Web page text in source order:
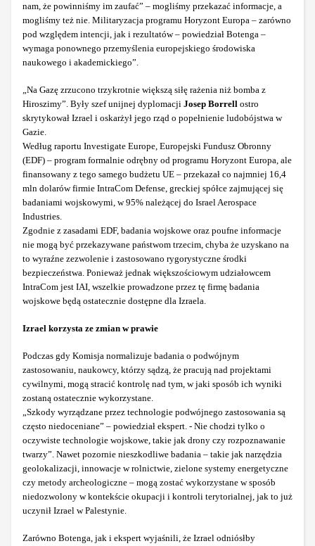
nam, że powinniśmy im zaufać” – mogliśmy przekazać informacje, a
mogliśmy też nie. Militaryzacja programu Horyzont Europa – zarówno
pod względem intencji, jak i rezultatów – powiedział Botenga –
wymaga ponownego przemyślenia europejskiego środowiska
naukowego i akademickiego”.
„Na Gazę zrzucono trzykrotnie większą siłę rażenia niż bomba z
Hiroszimy”. Były szef unijnej dyplomacji Josep Borrell ostro
skrytykował Izrael i oskarżył jego rząd o popełnienie ludobójstwa w
Gazie.
Według raportu Investigate Europe, Europejski Fundusz Obronny
(EDF) – program formalnie odrębny od programu Horyzont Europa, ale
finansowany z tego samego budżetu UE – przekazał co najmniej 16,4
mln dolarów firmie IntraCom Defense, greckiej spółce zajmującej się
badaniami wojskowymi, w 95% należącej do Israel Aerospace
Industries.
Zgodnie z zasadami EDF, badania wojskowe oraz poufne informacje
nie mogą być przekazywane państwom trzecim, chyba że uzyskano na
to wyraźne zezwolenie i zastosowano rygorystyczne środki
bezpieczeństwa. Ponieważ jednak większościowym udziałowcem
IntraCom jest IAI, wszelkie prowadzone przez tę firmę badania
wojskowe będą ostatecznie dostępne dla Izraela.
Izrael korzysta ze zmian w prawie
Podczas gdy Komisja normalizuje badania o podwójnym
zastosowaniu, naukowcy, którzy sądzą, że pracują nad projektami
cywilnymi, mogą stracić kontrolę nad tym, w jaki sposób ich wyniki
zostaną ostatecznie wykorzystane.
„Szkody wyrządzane przez technologie podwójnego zastosowania są
często niedoceniane” – powiedział ekspert. - Nie chodzi tylko o
oczywiste technologie wojskowe, takie jak drony czy rozpoznawanie
twarzy”. Nawet pozornie nieszkodliwe badania – takie jak narzędzia
geolokalizacji, innowacje w rolnictwie, zielone systemy energetyczne
czy metody archeologiczne – mogą zostać wykorzystane w sposób
niedozwolony w kontekście okupacji i kontroli terytorialnej, jak to już
uczynił Izrael w Palestynie.
Zarówno Botenga, jak i ekspert wyjaśnili, że Izrael odniósłby